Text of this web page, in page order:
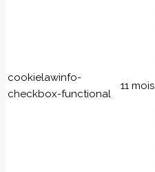
cookielawinfo-
checkbox-functional
11 mois